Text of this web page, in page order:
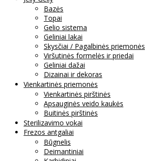
Bazės
Topai
Gelio sistema
Geliniai lakai
Skysčiai / Pagalbinės priemonės
Viršutinės formelės ir priedai
Geliniai dažai
Dizainai ir dekoras
Vienkartinės priemonės
Vienkartinės pirštinės
Apsauginės veido kaukės
Buitinės pirštinės
Sterilizavimo vokai
Frezos antgaliai
Būgnelis
Deimantiniai